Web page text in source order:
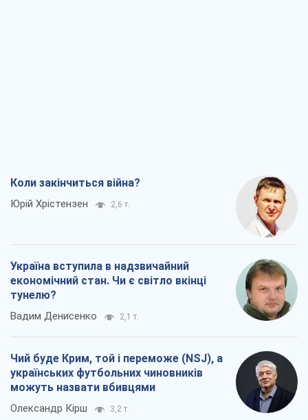
Коли закінчиться війна?
Юрій Хрістензен 2,6 т.
Україна вступила в надзвичайний
економічний стан. Чи є світло вкінці
тунелю?
Вадим Денисенко 2,1 т.
Чий буде Крим, той і переможе (NSJ), а
українських футбольних чиновників
можуть назвати вбивцями
Олександр Кірш 3,2 т.